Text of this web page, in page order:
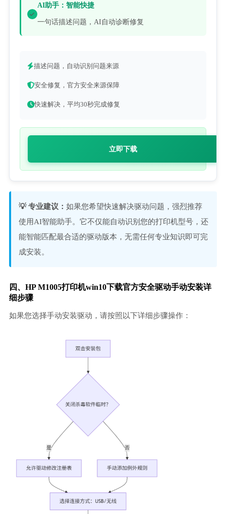
AI助手：智能快捷
一句话描述问题，AI自动诊断修复
描述问题，自动识别问题来源
安全修复，官方安全来源保障
快速解决，平均30秒完成修复
立即下载
💡 专业建议： 如果您希望快速解决驱动问题，强烈推荐
使用AI智能助手。它不仅能自动识别您的打印机型号，还
能智能匹配最合适的驱动版本，无需任何专业知识即可完
成安装。
四、HP M1005打印机win10下载官方安全驱动手动安装详
细步骤
如果您选择手动安装驱动，请按照以下详细步骤操作：